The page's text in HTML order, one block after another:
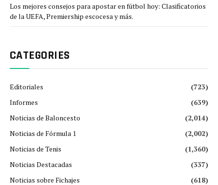
Los mejores consejos para apostar en fútbol hoy: Clasificatorios
de la UEFA, Premiership escocesa y más.
CATEGORIES
Editoriales
(723)
Informes
(639)
Noticias de Baloncesto
(2,014)
Noticias de Fórmula 1
(2,002)
Noticias de Tenis
(1,360)
Noticias Destacadas
(337)
Noticias sobre Fichajes
(618)